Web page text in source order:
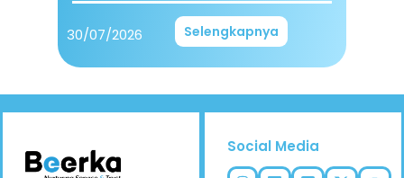
30/07/2026 Selengkapnya
Social Media